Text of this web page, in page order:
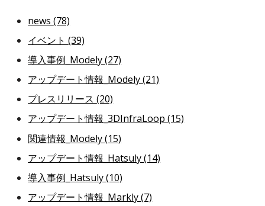
news(78)
イベント(39)
導入事例_Modely(27)
アップデート情報_Modely(21)
プレスリリース(20)
アップデート情報_3DInfraLoop(15)
関連情報_Modely(15)
アップデート情報_Hatsuly(14)
導入事例_Hatsuly(10)
アップデート情報_Markly(7)